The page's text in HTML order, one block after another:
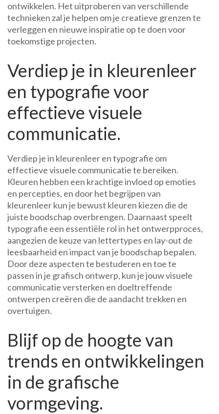
ontwikkelen. Het uitproberen van verschillende
technieken zal je helpen om je creatieve grenzen te
verleggen en nieuwe inspiratie op te doen voor
toekomstige projecten.
Verdiep je in kleurenleer
en typografie voor
effectieve visuele
communicatie.
Verdiep je in kleurenleer en typografie om
effectieve visuele communicatie te bereiken.
Kleuren hebben een krachtige invloed op emoties
en percepties, en door het begrijpen van
kleurenleer kun je bewust kleuren kiezen die de
juiste boodschap overbrengen. Daarnaast speelt
typografie een essentiële rol in het ontwerpproces,
aangezien de keuze van lettertypes en lay-out de
leesbaarheid en impact van je boodschap bepalen.
Door deze aspecten te bestuderen en toe te
passen in je grafisch ontwerp, kun je jouw visuele
communicatie versterken en doeltreffende
ontwerpen creëren die de aandacht trekken en
overtuigen.
Blijf op de hoogte van
trends en ontwikkelingen
in de grafische
vormgeving.